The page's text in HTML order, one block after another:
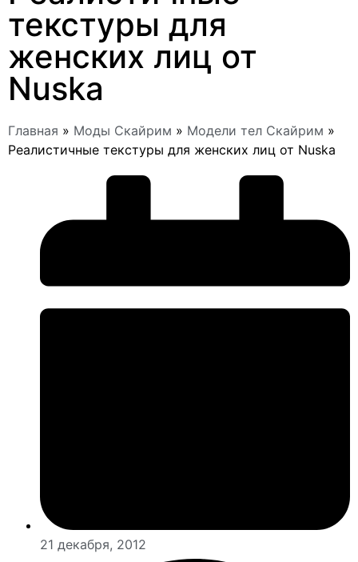
текстуры для
женских лиц от
Nuska
Главная » Моды Скайрим » Модели тел Скайрим »
Реалистичные текстуры для женских лиц от Nuska
21 декабря, 2012